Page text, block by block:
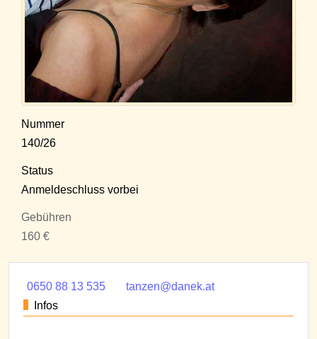
Nummer
140/26
Status
Anmeldeschluss vorbei
Gebühren
160 €
0650 88 13 535
tanzen@danek.at
Infos